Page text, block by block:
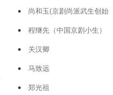
尚和玉(京剧尚派武生创始
程继先（中国京剧小生）
关汉卿
马致远
郑光祖